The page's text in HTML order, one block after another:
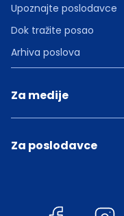
Upoznajte poslodavce
Dok tražite posao
Arhiva poslova
Za medije
Za poslodavce